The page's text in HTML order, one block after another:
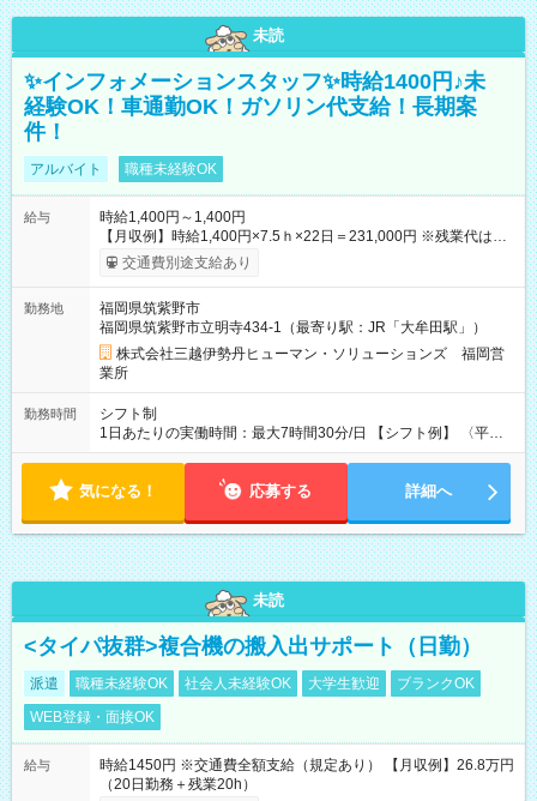
未読
✨インフォメーションスタッフ✨時給1400円♪未
経験OK！車通勤OK！ガソリン代支給！長期案
件！
アルバイト 職種未経験OK
給与
時給1,400円～1,400円
【月収例】時給1,400円×7.5ｈ×22日＝231,000円 ※残業代は別
途全額支給します。 【試用期間】試用期間なし
交通費別途支給あり
勤務地
福岡県筑紫野市
福岡県筑紫野市立明寺434-1（最寄り駅：JR「大牟田駅」）
株式会社三越伊勢丹ヒューマン・ソリューションズ 福岡営
業所
勤務時間
シフト制
1日あたりの実働時間：最大7時間30分/日 【シフト例】 〈平
日〉9:30～18:30／12:30～21:30 休憩90分 実働7.5時間 〈土
20:00 休憩90分 実働7.5時間
気になる！ 応募する 詳細へ
未読
<タイパ抜群>複合機の搬入出サポート（日勤）
派遣 職種未経験OK 社会人未経験OK 大学生歓迎
ブランクOK
WEB登録・面接OK
給与
時給1450円 ※交通費全額支給（規定あり） 【月収例】26.8万円
（20日勤務＋残業20h）